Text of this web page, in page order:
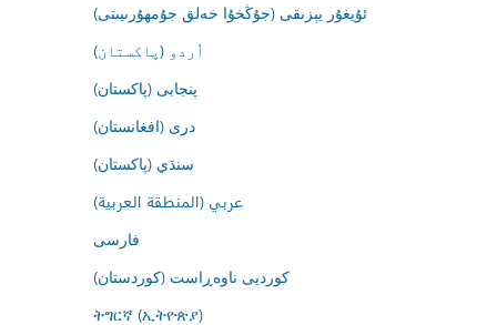
ئۇيغۇر يېزىقى (جۇڭخۇا خەلق جۇمھۇرىيىتى)
اُردو (پاکستان)
پنجابی (پاکستان)
درى (افغانستان)
سنڌي (پاکستان)
عربي (المنطقة العربية)
فارسى
کوردیی ناوەڕاست (کوردستان)
ትግርኛ (ኢትዮጵያ)